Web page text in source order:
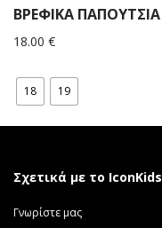
18.00 €
18 19
Σχετικά με το IconKids
Γνωρίστε μας